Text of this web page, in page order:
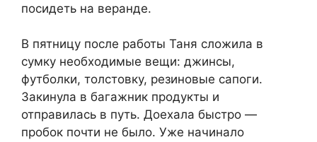
посидеть на веранде.
В пятницу после работы Таня сложила в
сумку необходимые вещи: джинсы,
футболки, толстовку, резиновые сапоги.
Закинула в багажник продукты и
отправилась в путь. Доехала быстро —
пробок почти не было. Уже начинало